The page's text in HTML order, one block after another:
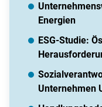
Energien
ESG-Studie:
Unternehmen